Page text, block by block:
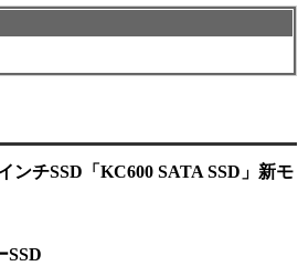
ンチSSD「KC600 SATA SSD」新モ
SSD